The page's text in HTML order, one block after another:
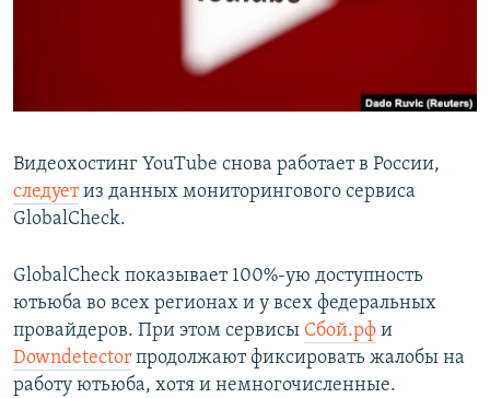
ПОДПИШИТЕСЬ НА РАССЫЛКУ
Видеохостинг YouTube снова работает в России,
следуетиз данных мониторингового сервиса
GlobalCheck.
GlobalCheck показывает 100%-ую доступность
ютьюба во всех регионах и у всех федеральных
провайдеров. При этом сервисы Сбой.рф и
Downdetector продолжают фиксировать жалобы на
работу ютьюба, хотя и немногочисленные.